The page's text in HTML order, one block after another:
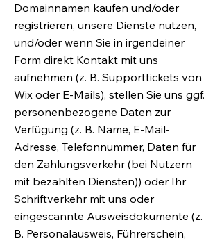
Domainnamen kaufen und/oder
registrieren, unsere Dienste nutzen,
und/oder wenn Sie in irgendeiner
Form direkt Kontakt mit uns
aufnehmen (z. B. Supporttickets von
Wix oder E-Mails), stellen Sie uns ggf.
personenbezogene Daten zur
Verfügung (z. B. Name, E-Mail-
Adresse, Telefonnummer, Daten für
den Zahlungsverkehr (bei Nutzern
mit bezahlten Diensten)) oder Ihr
Schriftverkehr mit uns oder
eingescannte Ausweisdokumente (z.
B. Personalausweis, Führerschein,